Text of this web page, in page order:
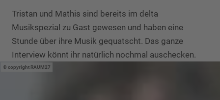
Tristan und Mathis sind bereits im delta
Musikspezial zu Gast gewesen und haben eine
Stunde über ihre Musik gequatscht. Das ganze
Interview könnt ihr natürlich nochmal auschecken.
copyright RAUM27